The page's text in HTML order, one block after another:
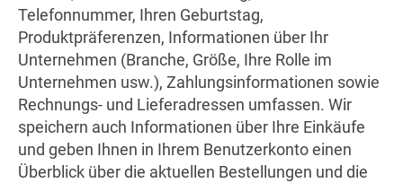
Telefonnummer, Ihren Geburtstag,
Produktpräferenzen, Informationen über Ihr
Unternehmen (Branche, Größe, Ihre Rolle im
Unternehmen usw.), Zahlungsinformationen sowie
Rechnungs- und Lieferadressen umfassen. Wir
speichern auch Informationen über Ihre Einkäufe
und geben Ihnen in Ihrem Benutzerkonto einen
Überblick über die aktuellen Bestellungen und die